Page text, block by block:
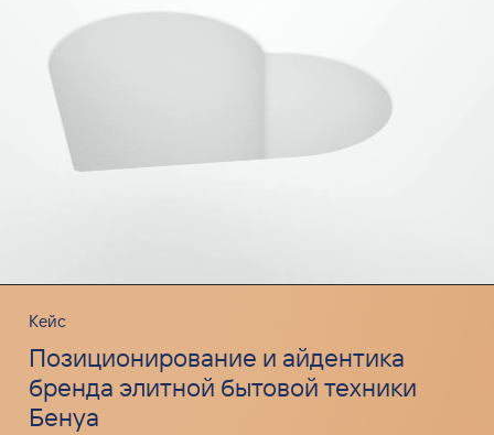
Кейс
Позиционирование и айдентика
бренда элитной бытовой техники
Бенуа